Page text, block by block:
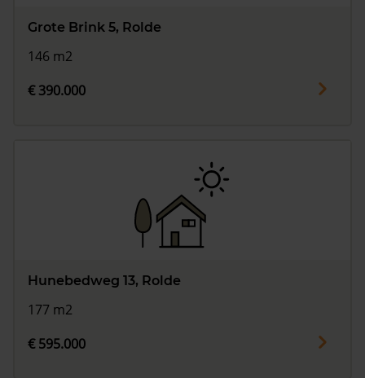
Grote Brink 5, Rolde
146 m2
€ 390.000
Hunebedweg 13, Rolde
177 m2
€ 595.000